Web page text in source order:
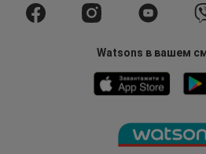
Watsons в вашем